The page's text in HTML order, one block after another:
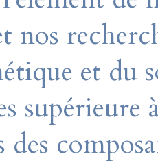
nos
et du
supérieure